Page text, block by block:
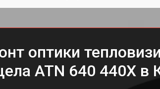
оптики
ATN 640 440X в